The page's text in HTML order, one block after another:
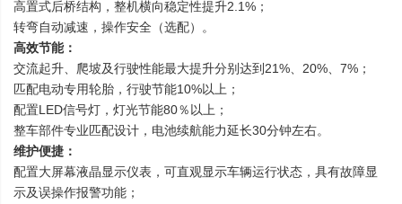
高置式后桥结构，整机横向稳定性提升2.1%；
转弯自动减速，操作安全（选配）。
高效节能：
交流起升、爬坡及行驶性能最大提升分别达到21%、20%、7%；
匹配电动专用轮胎，行驶节能10%以上；
配置LED信号灯，灯光节能80％以上；
整车部件专业匹配设计，电池续航能力延长30分钟左右。
维护便捷：
配置大屏幕液晶显示仪表，可直观显示车辆运行状态，具有故障显
示及误操作报警功能；